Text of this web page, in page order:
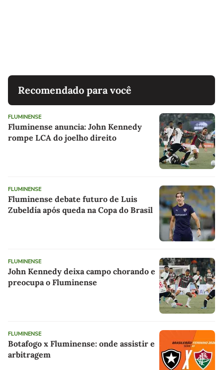
Recomendado para você
FLUMINENSE
Fluminense anuncia: John Kennedy
rompe LCA do joelho direito
FLUMINENSE
Fluminense debate futuro de Luis
Zubeldía após queda na Copa do Brasil
FLUMINENSE
John Kennedy deixa campo chorando e
preocupa o Fluminense
FLUMINENSE
Botafogo x Fluminense: onde assistir e
arbitragem